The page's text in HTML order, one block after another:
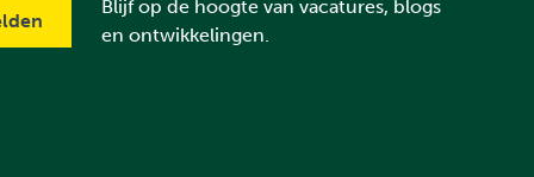
Blijf op de hoogte van vacatures, blogs
en ontwikkelingen.